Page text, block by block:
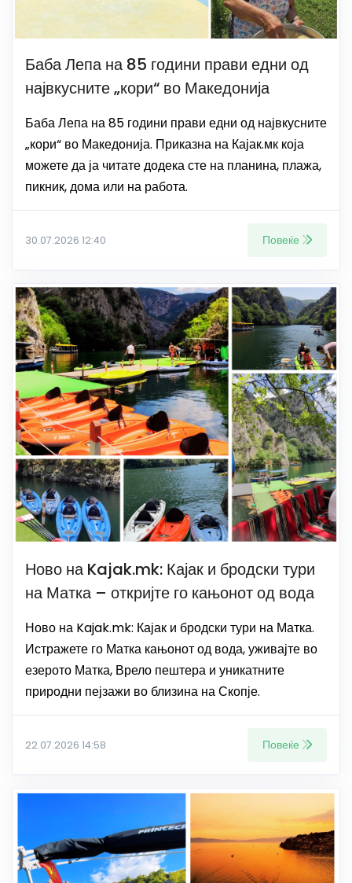
Баба Лепа на 85 години прави едни од
највкусните „кори“ во Македонија
Баба Лепа на 85 години прави едни од највкусните
„кори“ во Македонија. Приказна на Кајак.мк која
можете да ја читате додека сте на планина, плажа,
пикник, дома или на работа.
30.07.2026 12:40 Повеќе
Ново на Kajak.mk: Кајак и бродски тури
на Матка – откријте го кањонот од вода
Ново на Kajak.mk: Кајак и бродски тури на Матка.
Истражете го Матка кањонот од вода, уживајте во
езерото Матка, Врело пештера и уникатните
природни пејзажи во близина на Скопје.
22.07.2026 14:58 Повеќе